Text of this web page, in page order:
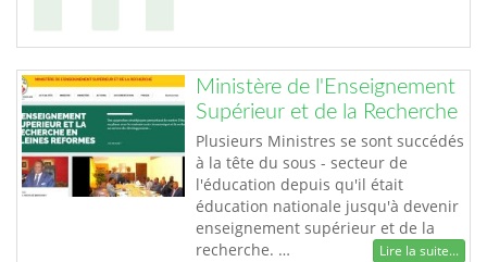
Ministère de l'Enseignement
Supérieur et de la Recherche
Plusieurs Ministres se sont succédés
à la tête du sous - secteur de
l'éducation depuis qu'il était
éducation nationale jusqu'à devenir
enseignement supérieur et de la
recherche. …
Lire la suite...